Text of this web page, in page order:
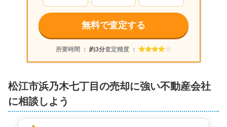
無料で査定する
所要時間 ： 約3分査定精度 ：
松江市浜乃木七丁目の売却に強い不動産会社
に相談しよう